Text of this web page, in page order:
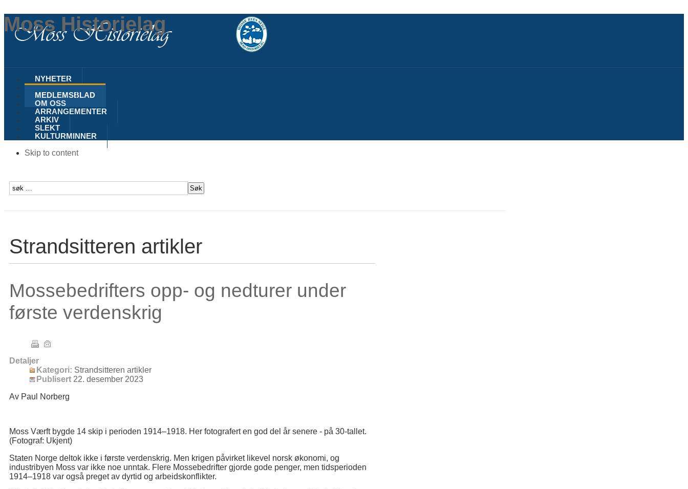
Moss Historielag
NYHETER
MOSS
MEDLEMSBLAD
OM OSS
ARRANGEMENTER
ARKIV
SLEKT
KULTURMINNER
Skip to content
Strandsitteren artikler
Mossebedrifters opp- og nedturer under
første verdenskrig
Detaljer
Kategori: Strandsitteren artikler
Publisert 22. desember 2023
Av Paul Norberg
Moss Værft bygde 14 skip i perioden 1914–1918. Her fotografert en god del år senere - på 30-tallet.
(Fotograf: Ukjent)
Staten Norge deltok ikke i første verdenskrig. Men krigen påvirket likevel norsk økonomi, og
industribyen Moss var ikke noe unntak. Flere Mossebedrifter gjorde gode penger, men tidsperioden
1914–1918 var også preget av dyrtid og arbeidskonflikter.